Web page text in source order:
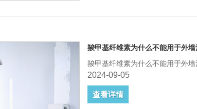
羧甲基纤维素为什么不能用于外
羧甲基纤维素为什么不能用于外
2024-09-05
查看详情